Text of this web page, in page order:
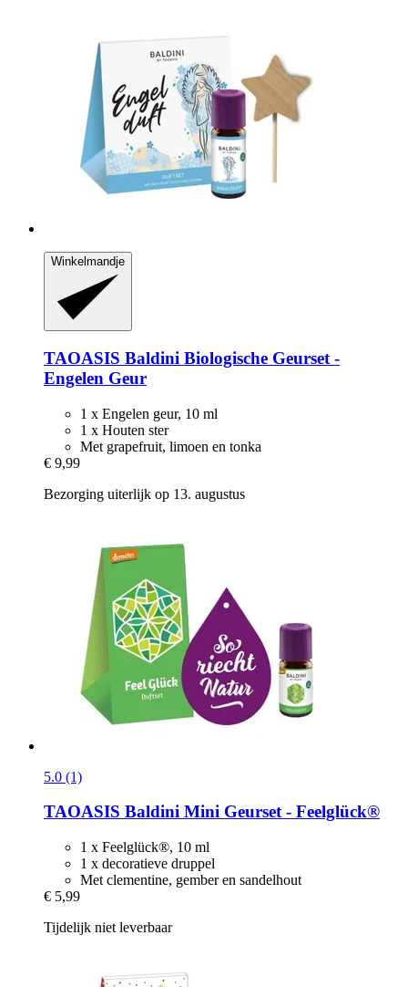
Winkelmandje
TAOASIS Baldini Biologische Geurset -​
Engelen Geur
1 x Engelen geur, 10 ml
1 x Houten ster
Met grapefruit, limoen en tonka
€ 9,99
Bezorging uiterlijk op 13. augustus
5.0 (1)
TAOASIS Baldini Mini Geurset -​ Feelglück®
1 x Feelglück®, 10 ml
1 x decoratieve druppel
Met clementine, gember en sandelhout
€ 5,99
Tijdelijk niet leverbaar